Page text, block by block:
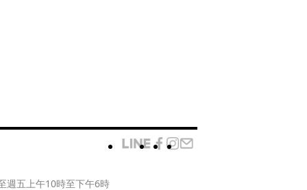
週五上午10時至下午6時